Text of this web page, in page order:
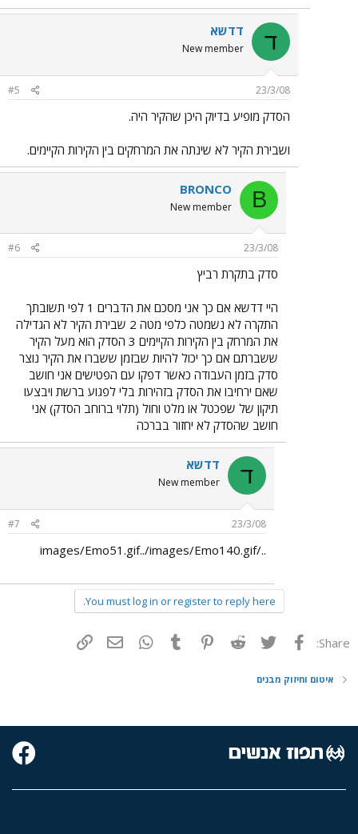
ד דדשא
New member
23/3/08
#5
הסדק מופיע בדיוק היכן שהקיר היה.
ושבירת הקיר לא שינתה את המרחקים בין הקירות הקיימים.
B
BRONCO
New member
23/3/08
#6
סדק בתקרת רביץ
היי דדשא אם כך אני מסכם את הדברים 1 לפי תשובתך
התקרה לא נשמטה כלפי מטה 2 שבירת הקיר לא הגדילה
את המרחק בין הקירות הקיימים 3 הסדק הוא מעל הקיר
ששברתם אם כך יכול להיות שבזמן ששברו את הקיר נוצר
סדק בזמן העבודה כאשר דפקו עם הפטישים אני חושב
שאם ירחיבו את הסדק בזהירות בלי לפגוע ברשת ויבצעו
תיקון של שפכטל או מלט וחול (תלוי ברוחב הסדק) אני
חושב שהסדק לא יחזור בברכה
ד דדשא
New member
23/3/08
#7
../images/Emo51.gif../images/Emo140.gif
You must log in or register to reply here.
Share: פייסבוק Twitter
Reddit
Pinterest
Tumblr
WhatsAppדואר אלקטרוני
איטום וחיזוק מבנים